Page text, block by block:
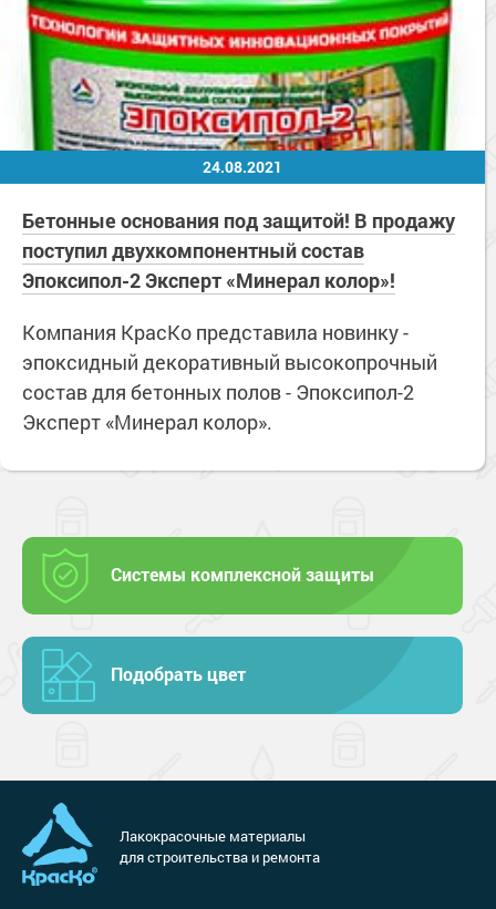
24.08.2021
Бетонные основания под защитой! В продажу
поступил двухкомпонентный состав
Эпоксипол-2 Эксперт «Минерал колор»!
Компания КрасКо представила новинку -
эпоксидный декоративный высокопрочный
состав для бетонных полов - Эпоксипол-2
Эксперт «Минерал колор».
Системы комплексной защиты
Подобрать цвет
Лакокрасочные материалы
для строительства и ремонта